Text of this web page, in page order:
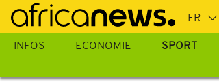
Passer
au
contenu
INFOS ECONOMIE SPORT